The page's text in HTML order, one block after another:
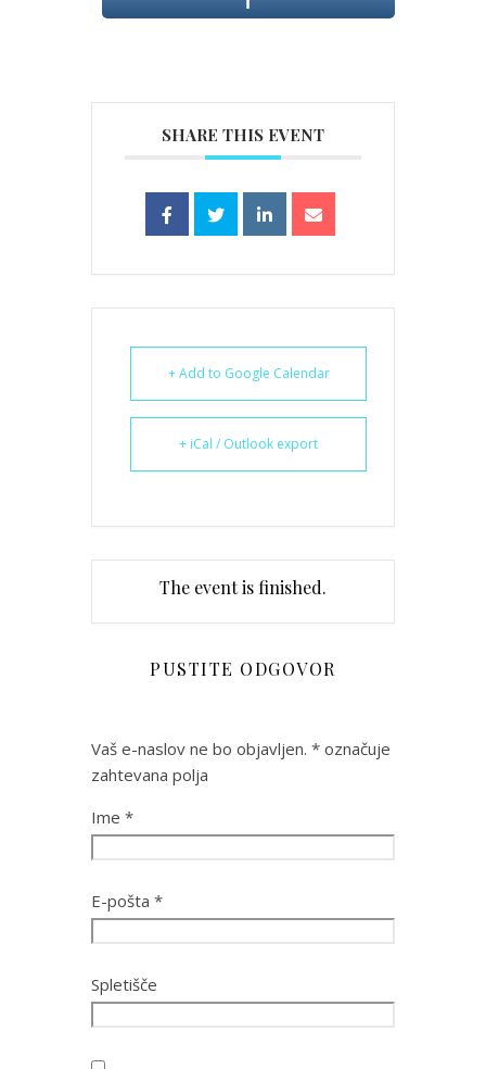
SHARE THIS EVENT
+ Add to Google Calendar
+ iCal / Outlook export
The event is finished.
PUSTITE ODGOVOR
Vaš e-naslov ne bo objavljen. * označuje
zahtevana polja
Ime *
E-pošta *
Spletišče